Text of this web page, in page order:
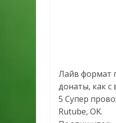
Лайв формат
донаты, как
5 Супер
Rutube, OK.